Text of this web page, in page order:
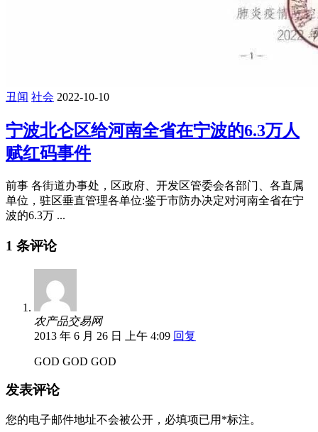
丑闻 社会 2022-10-10
宁波北仑区给河南全省在宁波的6.3万人
赋红码事件
前事 各街道办事处，区政府、开发区管委会各部门、各直属
单位，驻区垂直管理各单位:鉴于市防办决定对河南全省在宁
波的6.3万 ...
1 条评论
农产品交易网
2013 年 6 月 26 日 上午 4:09 回复
GOD GOD GOD
发表评论
您的电子邮件地址不会被公开， 必填项已用 *标注。